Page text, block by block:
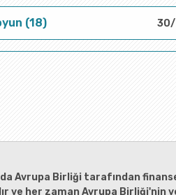
(18)
Avrupa Birliği tarafından
ve her zaman Avrupa Birliği'nin